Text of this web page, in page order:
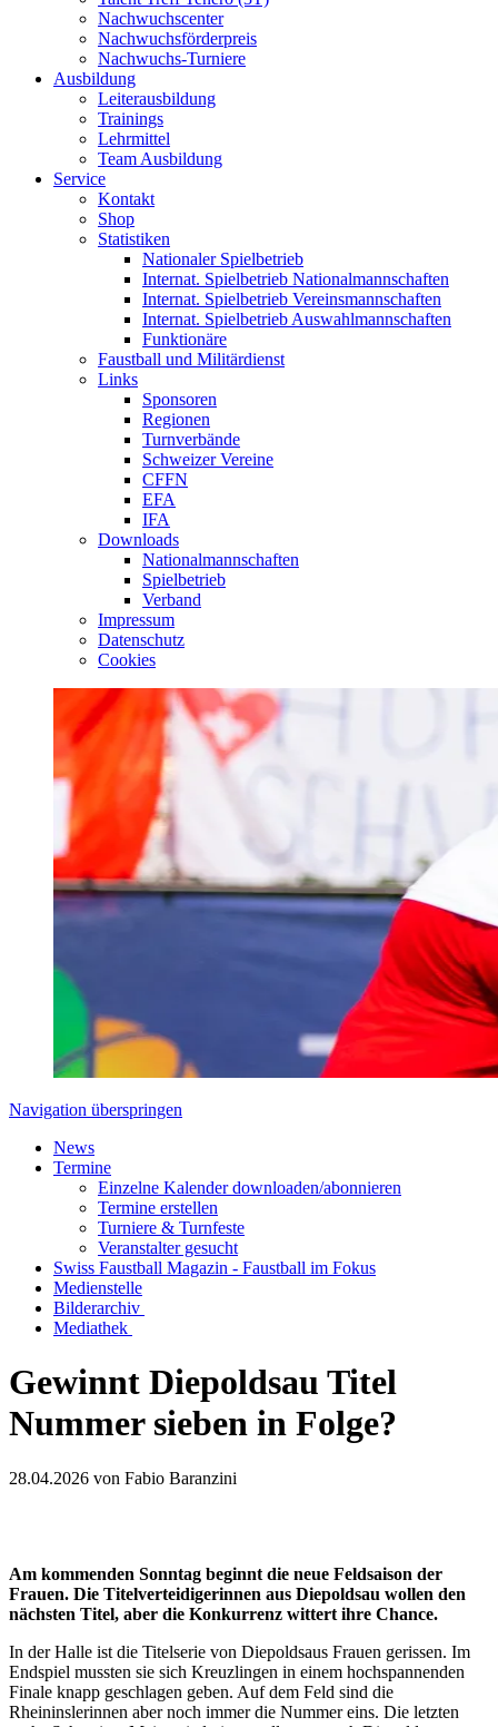
Nachwuchscenter
Nachwuchsförderpreis
Nachwuchs-Turniere
Ausbildung
Leiterausbildung
Trainings
Lehrmittel
Team Ausbildung
Service
Kontakt
Shop
Statistiken
Nationaler Spielbetrieb
Internat. Spielbetrieb Nationalmannschaften
Internat. Spielbetrieb Vereinsmannschaften
Internat. Spielbetrieb Auswahlmannschaften
Funktionäre
Faustball und Militärdienst
Links
Sponsoren
Regionen
Turnverbände
Schweizer Vereine
CFFN
EFA
IFA
Downloads
Nationalmannschaften
Spielbetrieb
Verband
Impressum
Datenschutz
Cookies
Navigation überspringen
News
Termine
Einzelne Kalender downloaden/abonnieren
Termine erstellen
Turniere & Turnfeste
Veranstalter gesucht
Swiss Faustball Magazin - Faustball im Fokus
Medienstelle
Bilderarchiv
Mediathek
Gewinnt Diepoldsau Titel
Nummer sieben in Folge?
28.04.2026 von Fabio Baranzini
Am kommenden Sonntag beginnt die neue Feldsaison der
Frauen. Die Titelverteidigerinnen aus Diepoldsau wollen den
nächsten Titel, aber die Konkurrenz wittert ihre Chance.
In der Halle ist die Titelserie von Diepoldsaus Frauen gerissen. Im
Endspiel mussten sie sich Kreuzlingen in einem hochspannenden
Finale knapp geschlagen geben. Auf dem Feld sind die
Rheininslerinnen aber noch immer die Nummer eins. Die letzten